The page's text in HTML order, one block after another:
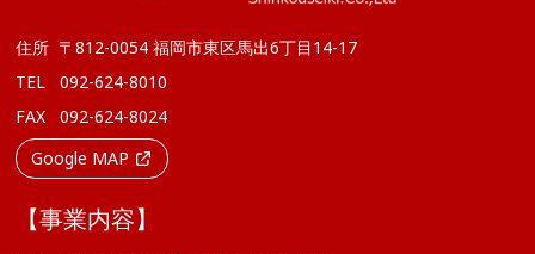
住所 〒812-0054 福岡市東区馬出6丁目14-17
TEL
092-624-8010
FAX
092-624-8024
Google MAP
【事業内容】